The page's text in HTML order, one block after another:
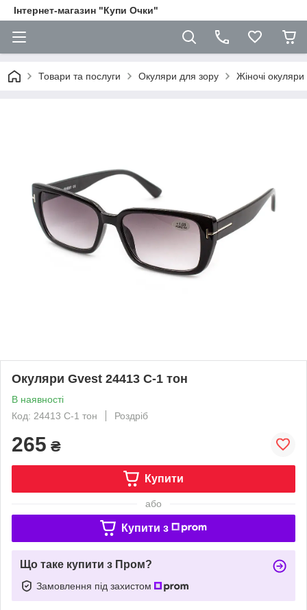
Iнтернет-магазин "Купи Очки"
Товари та послуги Окуляри для зору Жіночі
Окуляри Gvest 24413 C-1 тон
В наявності
Код: 24413 C-1 тон
Роздріб
265 ₴
Купити
або
Купити з
Що таке купити з Пром?
Замовлення під захистом